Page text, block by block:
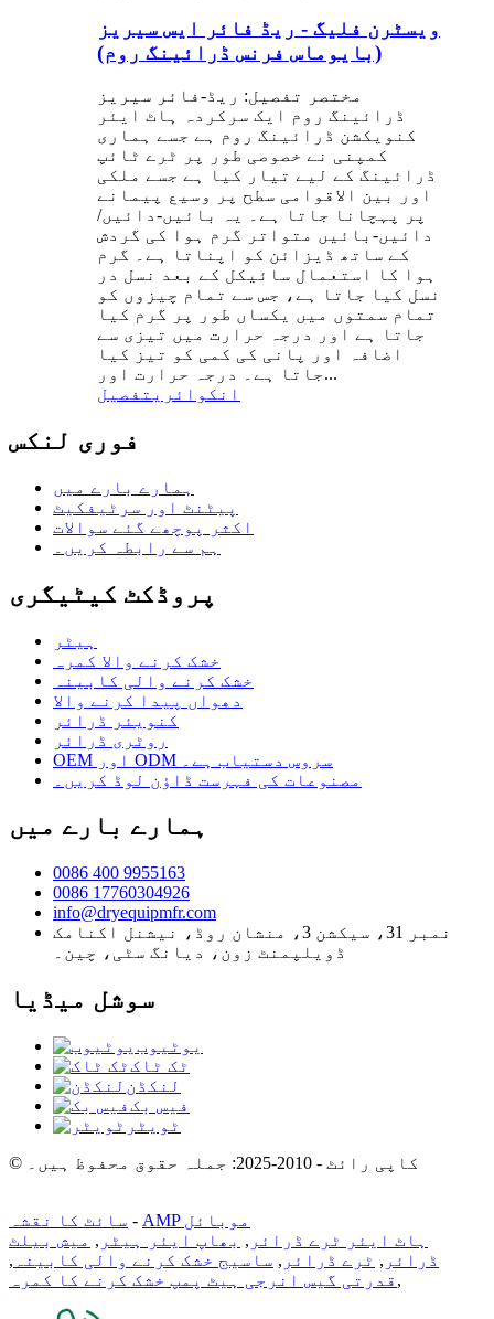
ویسٹرن فلیگ - ریڈ فائر ایس سیریز
(بایوماس فرنس ڈرائینگ روم)
مختصر تفصیل: ریڈ-فائر سیریز
ڈرائینگ روم ایک سرکردہ ہاٹ ایئر
کنویکشن ڈرائینگ روم ہے جسے ہماری
کمپنی نے خصوصی طور پر ٹرے ٹائپ
ڈرائینگ کے لیے تیار کیا ہے جسے ملکی
اور بین الاقوامی سطح پر وسیع پیمانے
پر پہچانا جاتا ہے۔ یہ بائیں-دائیں/
دائیں-بائیں متواتر گرم ہوا کی گردش
کے ساتھ ڈیزائن کو اپناتا ہے۔ گرم
ہوا کا استعمال سائیکل کے بعد نسل در
نسل کیا جاتا ہے، جس سے تمام چیزوں کو
تمام سمتوں میں یکساں طور پر گرم کیا
جاتا ہے اور درجہ حرارت میں تیزی سے
اضافہ اور پانی کی کمی کو تیز کیا
جاتا ہے۔ درجہ حرارت اور...
انکوائری تفصیل
فوری لنکس
ہمارے بارے میں
پیٹنٹ اور سرٹیفکیٹ
اکثر پوچھے گئے سوالات
ہم سے رابطہ کریں۔
پروڈکٹ کیٹیگری
ہیٹر
خشک کرنے والا کمرہ
خشک کرنے والی کابینہ
دھواں پیدا کرنے والا
کنویئر ڈرائر
روٹری ڈرائر
OEM اور ODM سروس دستیاب ہے۔
مصنوعات کی فہرست ڈاؤن لوڈ کریں۔
ہمارے بارے میں
0086 400 9955163
0086 17760304926
info@dryequipmfr.com
نمبر 31، سیکشن 3، منشان روڈ، نیشنل اکنامک
ڈویلپمنٹ زون، دیانگ سٹی، چین۔
سوشل میڈیا
یوٹیوب
ٹک ٹاک
لنکڈن
فیس بک
ٹویٹر
© کاپی رائٹ - 2010-2025: جملہ حقوق محفوظ ہیں۔
سائٹ کا نقشہ -
AMP موبائل
ہاٹ ایئر ٹرے ڈرائر , بھاپ ایئر ہیٹر , میش بیلٹ
ڈرائر , ٹرے ڈرائر , ساسیج خشک کرنے والی کابینہ ,
قدرتی گیس انرجی ہیٹ پمپ خشک کرنے کا کمرہ ,